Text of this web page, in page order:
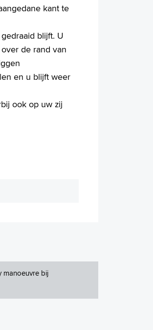
kant te
blijft. U
de rand van
en u blijft weer
ook op uw zij
manoeuvre bij